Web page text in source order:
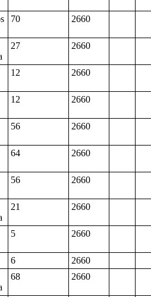
70 2660
27 2660
12 2660
12 2660
56 2660
64 2660
56 2660
21 2660
5 2660
6
2660
68 2660